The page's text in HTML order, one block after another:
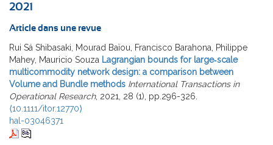
2021
Article dans une revue
Rui Sá Shibasaki, Mourad Baïou, Francisco Barahona, Philippe
Mahey, Mauricio Souza Lagrangian bounds for large‐scale
multicommodity network design: a comparison between
Volume and Bundle methods International Transactions in
Operational Research, 2021, 28 (1), pp.296-326.
⟨10.1111/itor.12770⟩
hal-03046371